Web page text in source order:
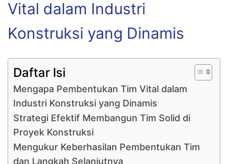
Vital dalam Industri
Konstruksi yang Dinamis
Daftar Isi
Mengapa Pembentukan Tim Vital dalam
Industri Konstruksi yang Dinamis
Strategi Efektif Membangun Tim Solid di
Proyek Konstruksi
Mengukur Keberhasilan Pembentukan Tim
dan Langkah Selanjutnya